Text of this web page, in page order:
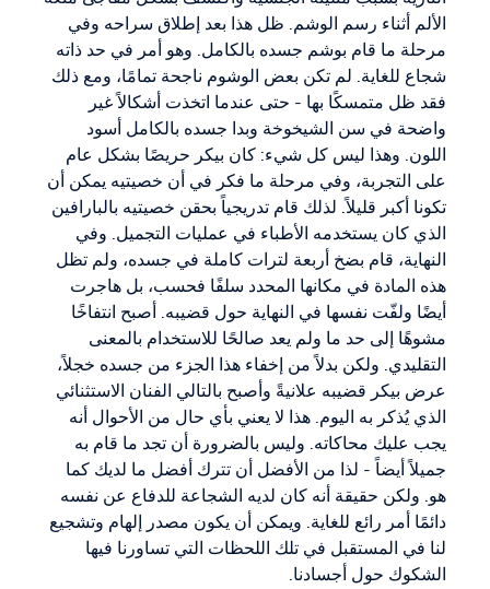
الألم أثناء رسم الوشم. ظل هذا بعد إطلاق سراحه وفي
مرحلة ما قام بوشم جسده بالكامل. وهو أمر في حد ذاته
شجاع للغاية. لم تكن بعض الوشوم ناجحة تمامًا، ومع ذلك
فقد ظل متمسكًا بها - حتى عندما اتخذت أشكالاً غير
واضحة في سن الشيخوخة وبدا جسده بالكامل أسود
اللون. وهذا ليس كل شيء: كان بيكر حريصًا بشكل عام
على التجربة، وفي مرحلة ما فكر في أن خصيتيه يمكن أن
تكونا أكبر قليلاً. لذلك قام تدريجياً بحقن خصيتيه بالبارافين
الذي كان يستخدمه الأطباء في عمليات التجميل. وفي
النهاية، قام بضخ أربعة لترات كاملة في جسده، ولم تظل
هذه المادة في مكانها المحدد سلفًا فحسب، بل هاجرت
أيضًا ولفّت نفسها في النهاية حول قضيبه. أصبح انتفاخًا
مشوهًا إلى حد ما ولم يعد صالحًا للاستخدام بالمعنى
التقليدي. ولكن بدلاً من إخفاء هذا الجزء من جسده خجلاً،
عرض بيكر قضيبه علانيةً وأصبح بالتالي الفنان الاستثنائي
الذي يُذكر به اليوم. هذا لا يعني بأي حال من الأحوال أنه
يجب عليك محاكاته. وليس بالضرورة أن تجد ما قام به
جميلاً أيضاً - لذا من الأفضل أن تترك أفضل ما لديك كما
هو. ولكن حقيقة أنه كان لديه الشجاعة للدفاع عن نفسه
دائمًا أمر رائع للغاية. ويمكن أن يكون مصدر إلهام وتشجيع
لنا في المستقبل في تلك اللحظات التي تساورنا فيها
الشكوك حول أجسادنا.